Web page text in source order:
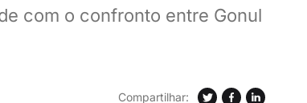
com o confronto entre Gonul
Compartilhar: